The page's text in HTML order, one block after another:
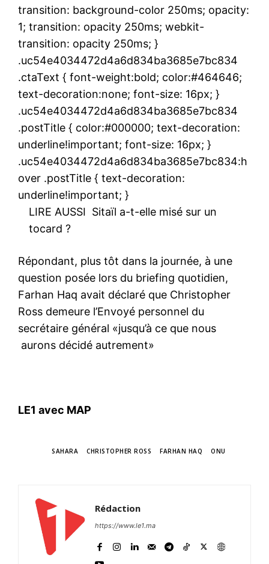
transition: background-color 250ms; opacity:
1; transition: opacity 250ms; webkit-
transition: opacity 250ms; }
.uc54e4034472d4a6d834ba3685e7bc834
.ctaText { font-weight:bold; color:#464646;
text-decoration:none; font-size: 16px; }
.uc54e4034472d4a6d834ba3685e7bc834
.postTitle { color:#000000; text-decoration:
underline!important; font-size: 16px; }
.uc54e4034472d4a6d834ba3685e7bc834:h
over .postTitle { text-decoration:
underline!important; }
LIRE AUSSI Sitaïl a-t-elle misé sur un
tocard ?
Répondant, plus tôt dans la journée, à une
question posée lors du briefing quotidien,
Farhan Haq avait déclaré que Christopher
Ross demeure l’Envoyé personnel du
secrétaire général «jusqu’à ce que nous
aurons décidé autrement»
LE1 avec MAP
SAHARA CHRISTOPHER ROSS FARHAN HAQ ONU
Rédaction
https://www.le1.ma